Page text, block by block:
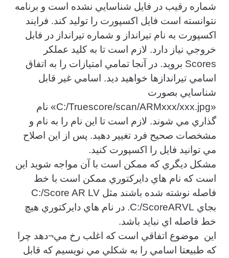
شماره رقيب در فايل شناسايي نشده است و برنامه
نتوانسته است فايل اكسپورت را توليد كند. فرايند
اكسپورت به نام تيرانداز و شماره تيرانداز در فابل
خروجي نياز دارد. لازم است تا به كليد عملكر
Scores برويد. در آنجا تمامي امتيازات را به اتفاق
اسامي تيراندازها خواهيد ديد. اسامي غير قابل
شناسايي بصورت
«C:/Truescore/scan/ARMxxx/xxx.jpg» نام
گذاري مي شوند. لازم است تا اين نام را به نام و
مشخصات صحيح فرد تغيير دهيد. پس از اين اصلاح
مي توانيد فايل را اكسپورت كنيد.
مشكل ديگري كه ممكن است با آن مواجه شويد اين
است كه نام هاي دايركتوري ممكن است با خط
فاصله نوشته شده باشند مثل C:/Score AR LV
بجاي C:/ScoreARVL. در نام هاي دايركتوري هيچ
خط فاصله اي نبايد باشد.
اين موضوع اتفاقي است كه اغلب رخ مي¬دهد چرا
كه طبيعتا اسامي را به شكلي مي نويسيم كه قابل